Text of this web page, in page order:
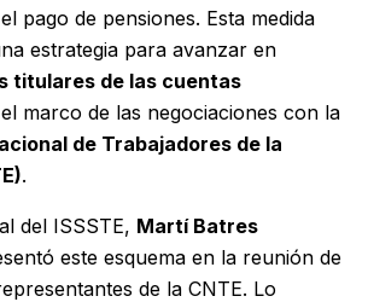
pago de pensiones. Esta medida
estrategia para avanzar en
titulares de las cuentas
marco de las negociaciones con la
de Trabajadores de la
.
del ISSSTE, Martí Batres
este esquema en la reunión de
de la CNTE. Lo